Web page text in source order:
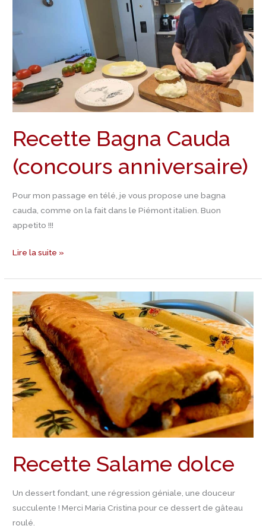
Recette Bagna Cauda
(concours anniversaire)
Pour mon passage en télé, je vous propose une bagna
cauda, comme on la fait dans le Piémont italien. Buon
appetito !!!
(concours
Lire la suite »
Recette Salame dolce
Un dessert fondant, une régression géniale, une douceur
succulente ! Merci Maria Cristina pour ce dessert de gâteau
roulé.
Recette
Salame
dolce